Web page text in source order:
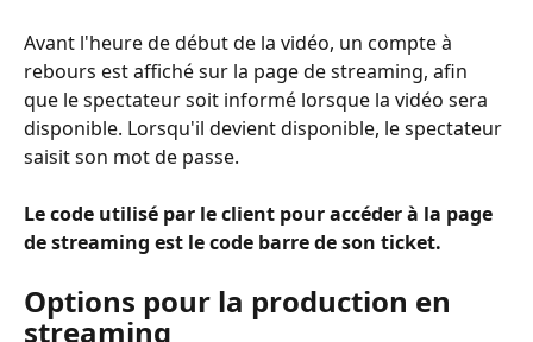
Avant l'heure de début de la vidéo, un compte à
rebours est affiché sur la page de streaming, afin
que le spectateur soit informé lorsque la vidéo sera
disponible. Lorsqu'il devient disponible, le spectateur
saisit son mot de passe.
Le code utilisé par le client pour accéder à la page
de streaming est le code barre de son ticket.
Options pour la production en
streaming